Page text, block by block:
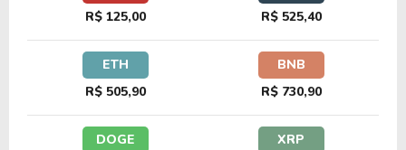
R$ 125,00
R$ 525,40
ETH
R$ 505,90
BNB
R$ 730,90
DOGE
XRP